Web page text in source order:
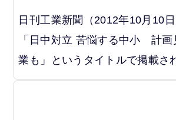
日刊工業新聞（2012年10月10日
「日中対立 苦悩する中小 計画
業も」というタイトルで掲載さ